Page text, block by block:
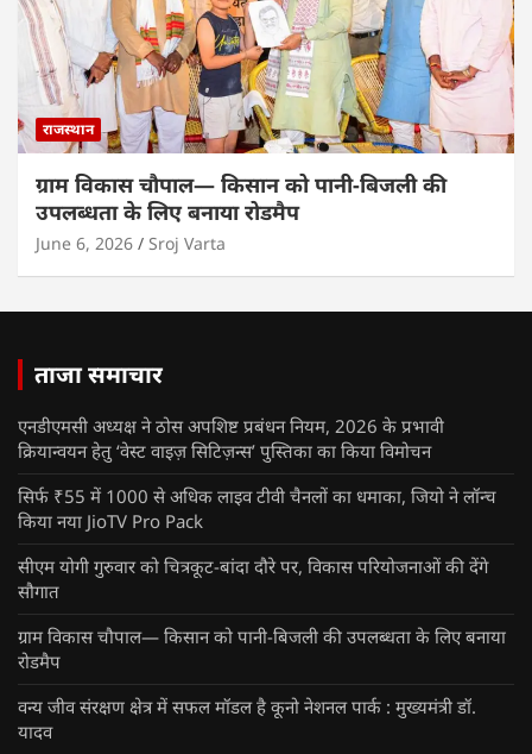
राजस्थान
ग्राम विकास चौपाल— किसान को पानी-बिजली की
उपलब्धता के लिए बनाया रोडमैप
June 6, 2026 Sroj Varta
ताजा समाचार
एनडीएमसी अध्यक्ष ने ठोस अपशिष्ट प्रबंधन नियम, 2026 के प्रभावी
क्रियान्वयन हेतु ‘वेस्ट वाइज़ सिटिज़न्स’ पुस्तिका का किया विमोचन
सिर्फ ₹55 में 1000 से अधिक लाइव टीवी चैनलों का धमाका, जियो ने लॉन्च
किया नया JioTV Pro Pack
सीएम योगी गुरुवार को चित्रकूट-बांदा दौरे पर, विकास परियोजनाओं की देंगे
सौगात
ग्राम विकास चौपाल— किसान को पानी-बिजली की उपलब्धता के लिए बनाया
रोडमैप
वन्य जीव संरक्षण क्षेत्र में सफल मॉडल है कूनो नेशनल पार्क : मुख्यमंत्री डॉ.
यादव